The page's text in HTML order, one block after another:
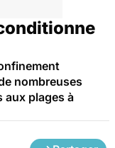
nombreuses
aux plages à